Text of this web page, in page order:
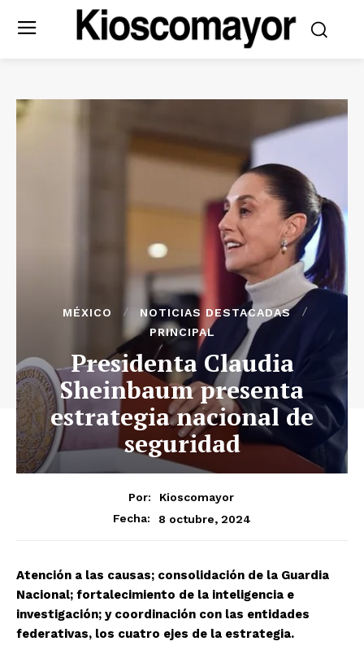
MÉXICO
NOTICIAS DESTACADAS
PRINCIPAL
Presidenta Claudia
Sheinbaum presenta
estrategia nacional de
seguridad
Por:
Kioscomayor
Fecha:
8 octubre, 2024
Atención a las causas; consolidación de la Guardia
Nacional; fortalecimiento de la inteligencia e
investigación; y coordinación con las entidades
federativas, los cuatro ejes de la estrategia.